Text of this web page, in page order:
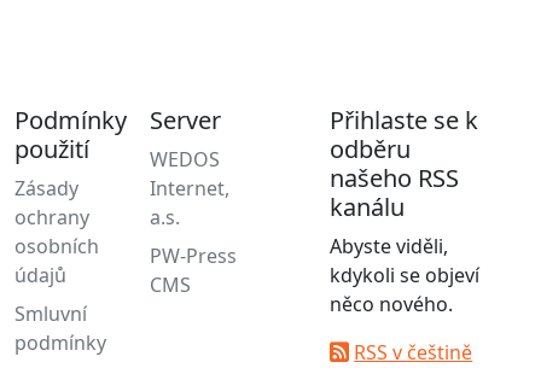
Podmínky
použití
Zásady
ochrany
osobních
údajů
Smluvní
podmínky
Server
WEDOS
Internet,
a.s.
PW-Press
CMS
Přihlaste se k
odběru
našeho RSS
kanálu
Abyste viděli,
kdykoli se objeví
něco nového.
RSS v češtině